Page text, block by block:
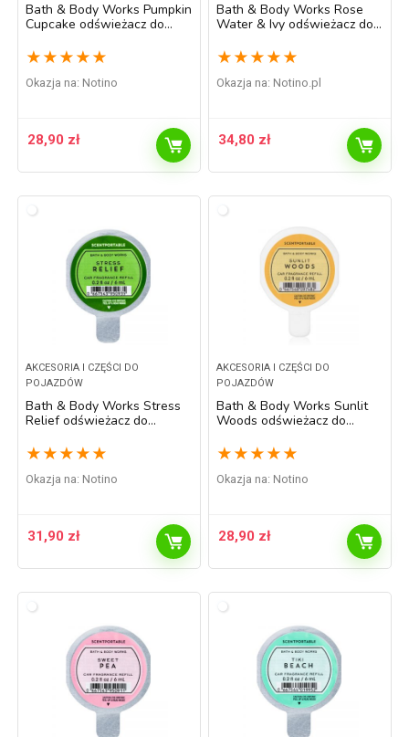
Bath & Body Works Pumpkin
Cupcake odświeżacz do
★ ★ ★ ★ ★
Okazja na: Notino
28,90 zł
Bath & Body Works Rose
Water & Ivy odświeżacz do
★ ★ ★ ★ ★
Okazja na: notino.pl
34,80 zł
AKCESORIA I CZĘŚCI DO
POJAZDÓW
Bath & Body Works Stress
Relief odświeżacz do
★ ★ ★ ★ ★
Okazja na: Notino
31,90 zł
AKCESORIA I CZĘŚCI DO
POJAZDÓW
Bath & Body Works Sunlit
Woods odświeżacz do
★ ★ ★ ★ ★
Okazja na: Notino
28,90 zł